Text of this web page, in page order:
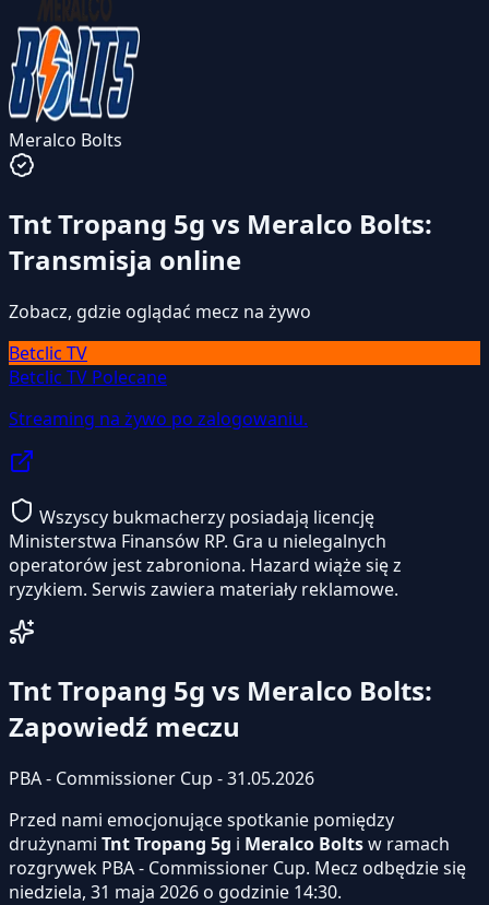
Meralco Bolts
Tnt Tropang 5g vs Meralco Bolts:
Transmisja online
Zobacz, gdzie oglądać mecz na żywo
Betclic TV
Betclic TV Polecane
Streaming na żywo po zalogowaniu.
Wszyscy bukmacherzy posiadają licencję
Ministerstwa Finansów RP. Gra u nielegalnych
operatorów jest zabroniona. Hazard wiąże się z
ryzykiem. Serwis zawiera materiały reklamowe.
Tnt Tropang 5g vs Meralco Bolts:
Zapowiedź meczu
PBA - Commissioner Cup - 31.05.2026
Przed nami emocjonujące spotkanie pomiędzy
drużynami Tnt Tropang 5g i Meralco Boltsw ramach
rozgrywek PBA - Commissioner Cup. Mecz odbędzie się
niedziela, 31 maja 2026 o godzinie 14:30.